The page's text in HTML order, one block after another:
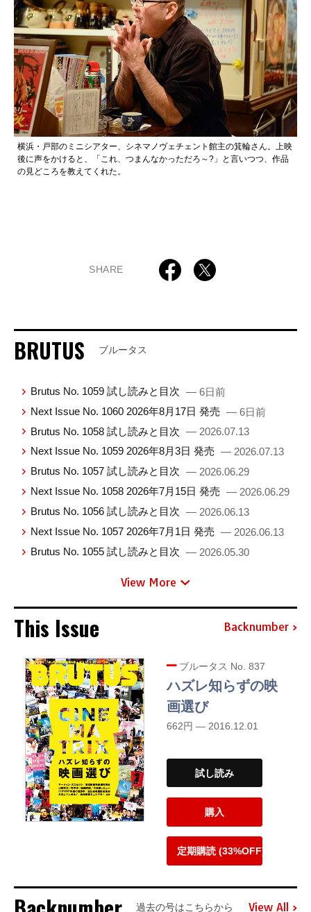
横浜・戸部のミニシアター、シネマノヴェチェント館主の箕輪さん。上映
後に声をかけると、「これ、つまんなかっただろ～?」と言いつつ、作品
の見どころを教えてくれた。
SHARE
BRUTUS ブルータス
Brutus No. 1059 試し読みと目次 — 6日前
Next Issue No. 1060 2026年8月17日 発売 — 6日前
Brutus No. 1058 試し読みと目次 — 2026.07.13
Next Issue No. 1059 2026年8月3日 発売 — 2026.07.13
Brutus No. 1057 試し読みと目次 — 2026.06.29
Next Issue No. 1058 2026年7月15日 発売 — 2026.06.29
Brutus No. 1056 試し読みと目次 — 2026.06.13
Next Issue No. 1057 2026年7月1日 発売 — 2026.06.13
Brutus No. 1055 試し読みと目次 — 2026.05.30
View More
This Issue Backnumber
ブルータス No. 837
ハズレ知らずの映
画選び
662円 — 2016.12.01
試し読み
購入
定期購読 (33%OFF)
過去の号はこちらから View All